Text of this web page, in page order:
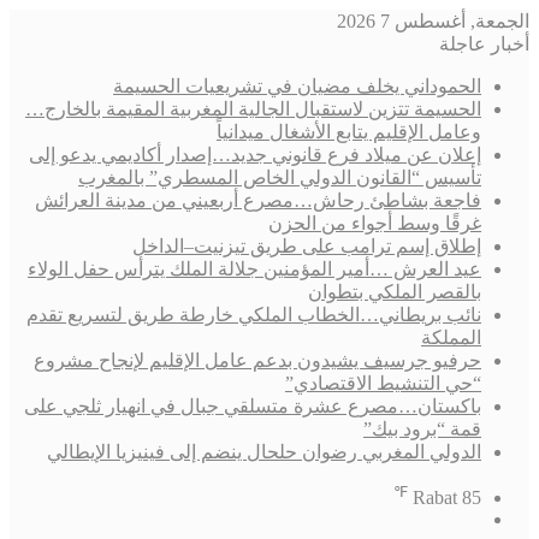
الجمعة, أغسطس 7 2026
أخبار عاجلة
الحموداني يخلف مضيان في تشريعيات الحسيمة
الحسيمة تتزين لاستقبال الجالية المغربية المقيمة بالخارج…
وعامل الإقليم يتابع الأشغال ميدانياً
إعلان عن ميلاد فرع قانوني جديد…إصدار أكاديمي يدعو إلى
تأسيس “القانون الدولي الخاص المسطري” بالمغرب
فاجعة بشاطئ رحاش…مصرع أربعيني من مدينة العرائش
غرقًا وسط أجواء من الحزن
إطلاق إسم ترامب على طريق تيزنيت–الداخل
عيد العرش …أمير المؤمنين جلالة الملك يترأس حفل الولاء
بالقصر الملكي بتطوان
نائب بريطاني…الخطاب الملكي خارطة طريق لتسريع تقدم
المملكة
حرفيو جرسيف يشيدون بدعم عامل الإقليم لإنجاح مشروع
“حي التنشيط الاقتصادي”
باكستان…مصرع عشرة متسلقي جبال في انهيار ثلجي على
قمة “برود بيك”
الدولي المغربي رضوان حلحال ينضم إلى فينيزيا الإيطالي
Rabat 85
℉